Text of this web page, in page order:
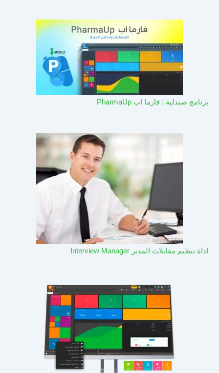
برنامج صيدلية : فارما اب PharmaUp​
اداة تنظيم مقابلات المدير Interview Manager